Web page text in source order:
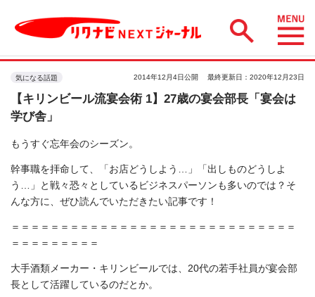
気になる話題 2014年12月4日公開 最終更新日：2020年12月23日
【キリンビール流宴会術 1】27歳の宴会部長「宴会は
学び舎」
もうすぐ忘年会のシーズン。
幹事職を拝命して、「お店どうしよう…」「出しものどうしよ
う…」と戦々恐々としているビジネスパーソンも多いのでは？そ
んな方に、ぜひ読んでいただきたい記事です！
＝＝＝＝＝＝＝＝＝＝＝＝＝＝＝＝＝＝＝＝＝＝＝＝＝＝＝＝＝
＝＝＝＝＝＝＝＝＝
大手酒類メーカー・キリンビールでは、20代の若手社員が宴会部
長として活躍しているのだとか。